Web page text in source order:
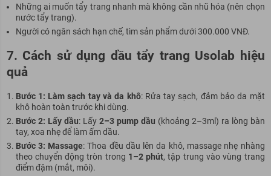
Những ai muốn tẩy trang nhanh mà không cần nhũ hóa (nên chọn
nước tẩy trang).
Người có ngân sách hạn chế, tìm sản phẩm dưới 300.000 VNĐ.
7. Cách sử dụng dầu tẩy trang Usolab hiệu
quả
Bước 1: Làm sạch tay và da khô: Rửa tay sạch, đảm bảo da mặt
khô hoàn toàn trước khi dùng.
Bước 2: Lấy dầu: Lấy 2–3 pump dầu (khoảng 2–3ml) ra lòng bàn
tay, xoa nhẹ để làm ấm dầu.
Bước 3: Massage: Thoa đều dầu lên da khô, massage nhẹ nhàng
theo chuyển động tròn trong 1–2 phút, tập trung vào vùng trang
điểm đậm (mắt, môi).